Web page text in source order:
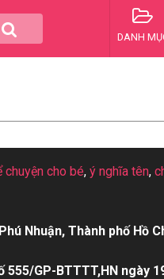
DANH
chuyện cho bé, ý nghĩa tên,
Nhuận, Thành phố Hồ
GP-BTTTT,HN ngày